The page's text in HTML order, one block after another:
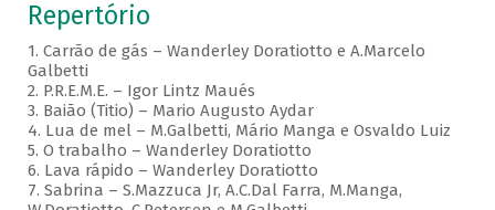
Repertório
1. Carrão de gás – Wanderley Doratiotto e A.Marcelo
Galbetti
2. P.R.E.M.E. – Igor Lintz Maués
3. Baião (Titio) – Mario Augusto Aydar
4. Lua de mel – M.Galbetti, Mário Manga e Osvaldo Luiz
5. O trabalho – Wanderley Doratiotto
6. Lava rápido – Wanderley Doratiotto
7. Sabrina – S.Mazzuca Jr, A.C.Dal Farra, M.Manga,